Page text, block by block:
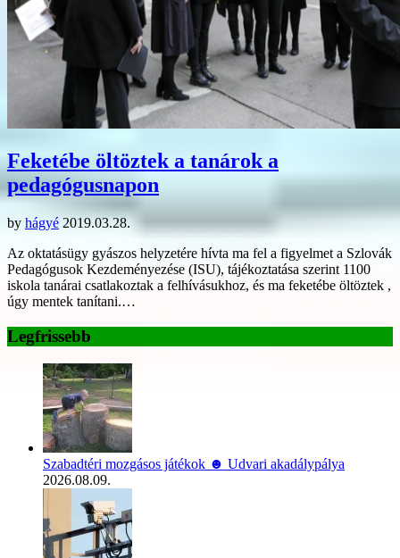
Feketébe öltöztek a tanárok a
pedagógusnapon
by hágyé 2019.03.28.
Az oktatásügy gyászos helyzetére hívta ma fel a figyelmet a Szlovák
Pedagógusok Kezdeményezése (ISU), tájékoztatása szerint 1100
iskola tanárai csatlakoztak a felhívásukhoz, és ma feketébe öltöztek ,
úgy mentek tanítani.…
Legfrissebb
Szabadtéri mozgásos játékok ☻ Udvari akadálypálya
2026.08.09.